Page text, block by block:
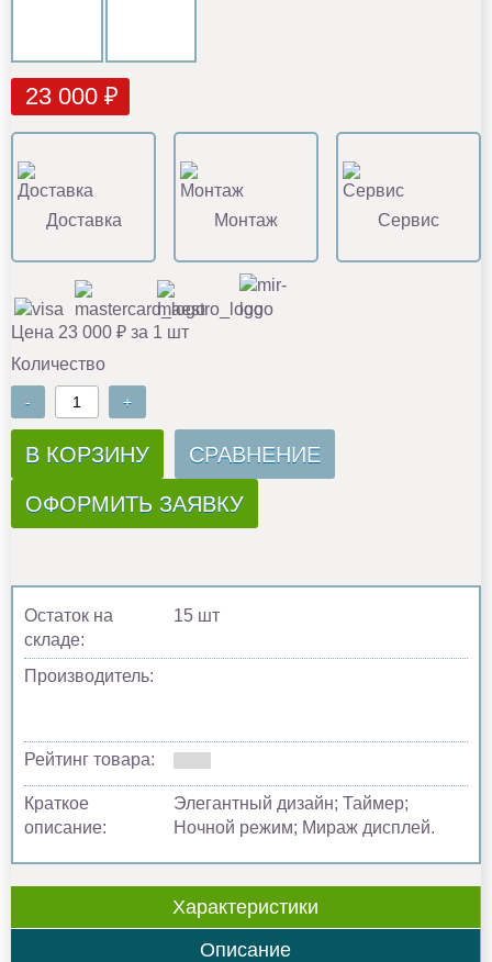
23 000 ₽
Доставка Монтаж Сервис
Цена 23 000 ₽ за 1 шт
Количество
- +
В КОРЗИНУ СРАВНЕНИЕ
ОФОРМИТЬ ЗАЯВКУ
Остаток на
складе:
15 шт
Производитель:
Рейтинг товара:
Краткое
описание:
Элегантный дизайн; Таймер;
Ночной режим; Мираж дисплей.
Характеристики
Описание